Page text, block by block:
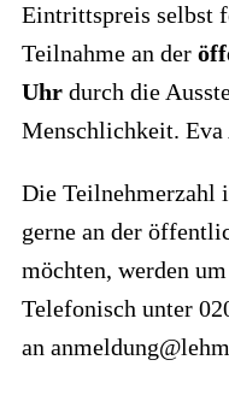
Eintrittspreis selbst
Teilnahme an der
Uhr durch die
Menschlichkeit. Eva
Die Teilnehmerzahl
gerne an der
möchten, werden
Telefonisch unter
an